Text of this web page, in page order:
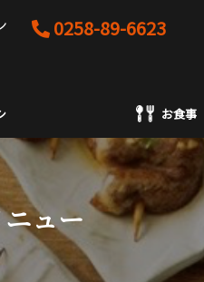
0258-89-6623
お食事
ュー